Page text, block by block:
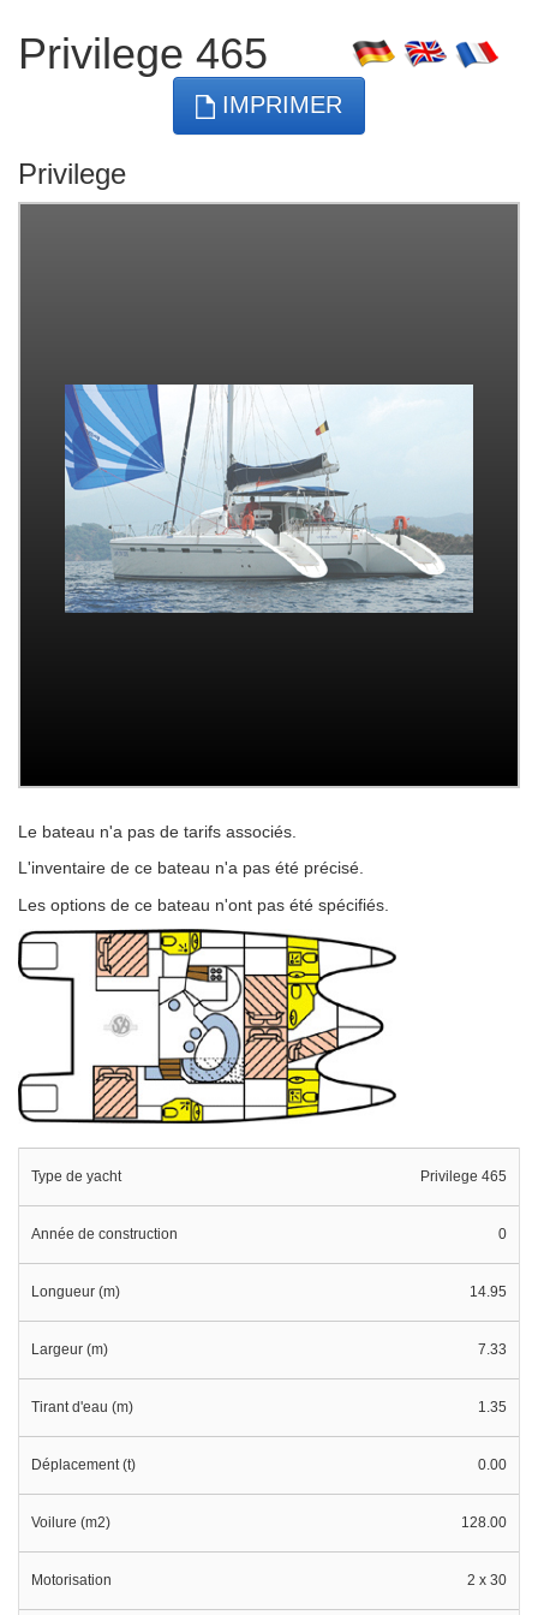
Privilege 465
IMPRIMER
Privilege
Le bateau n'a pas de tarifs associés.
L'inventaire de ce bateau n'a pas été précisé.
Les options de ce bateau n'ont pas été spécifiés.
Type de yacht Privilege 465
Année de construction 0
Longueur (m) 14.95
Largeur (m) 7.33
Tirant d'eau (m) 1.35
Déplacement (t) 0.00
Voilure (m2) 128.00
Motorisation 2 x 30